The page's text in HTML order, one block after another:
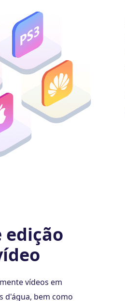
edição
vídeos em
d'água, bem como